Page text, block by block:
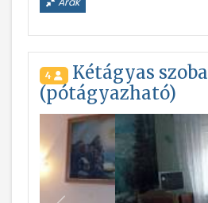
4
Kétágyas szoba
(pótágyazható)